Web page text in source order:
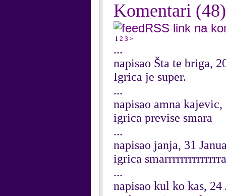
Komentari (48)
RSS link na
1 2 3 >
...
napisao Šta te briga,
Igrica je super.
...
napisao amna
igrica previse smara
...
napisao janja, 31
igrica smarrrrrrrrrrrrrra
...
napisao kul ko kas, 24